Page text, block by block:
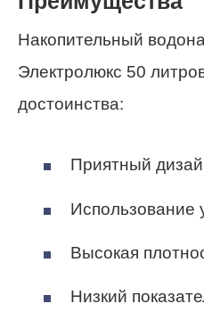
Накопительный
Электролюкс 50
достоинства:
Приятный
Использование
Высокая
Низкий